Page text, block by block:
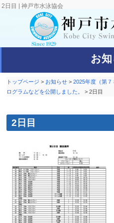
2日目 | 神戸市水泳協会
お
トップページ > お知らせ >2025年度（第
ログラムなどを公開しました。
>2日目
2日目